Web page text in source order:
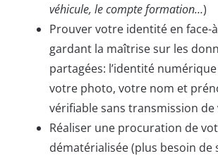
véhicule, le compte formation…)
Prouver votre identité en face-
gardant la maîtrise sur les
partagées: l’identité
votre photo, votre nom et
vérifiable sans transmission de
Réaliser une procuration de
dématérialisée (plus besoin de